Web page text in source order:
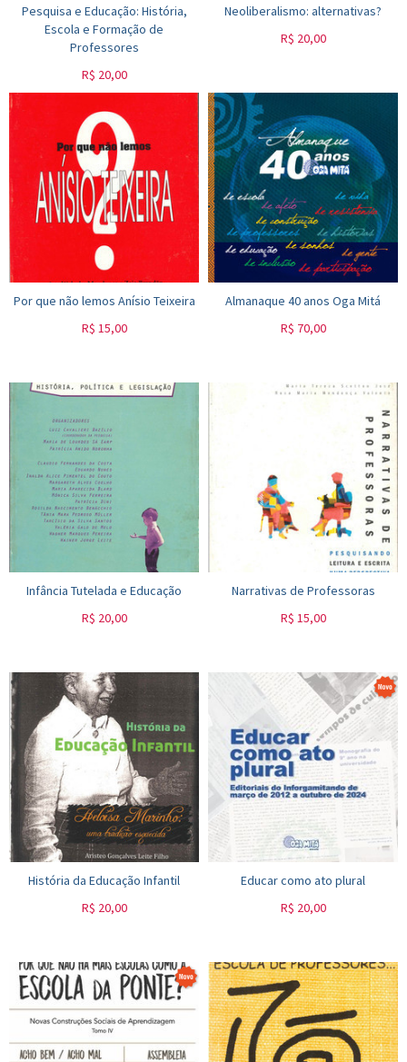
Pesquisa e Educação: História,
Escola e Formação de
Professores
R$ 20,00
Neoliberalismo: alternativas?
R$ 20,00
Por que não lemos Anísio Teixeira
R$ 15,00
Almanaque 40 anos Oga Mitá
R$ 70,00
Infância Tutelada e Educação
R$ 20,00
Narrativas de Professoras
R$ 15,00
História da Educação Infantil
R$ 20,00
Educar como ato plural
R$ 20,00